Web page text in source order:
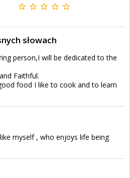
słowach
person,I will be dedicated to the
Faithful.
food I like to cook and to learn
myself , who enjoys life being